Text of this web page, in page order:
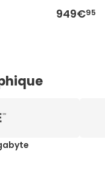
949€95